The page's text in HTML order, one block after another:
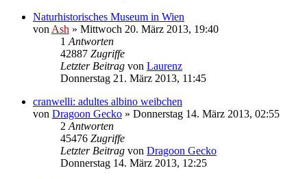
Naturhistorisches Museum in Wien
von Ash » Mittwoch 20. März 2013, 19:40
1 Antworten
42887 Zugriffe
Letzter Beitrag von Laurenz
Donnerstag 21. März 2013, 11:45
cranwelli: adultes albino weibchen
von Dragoon Gecko » Donnerstag 14. März 2013, 02:55
2 Antworten
45476 Zugriffe
Letzter Beitrag von Dragoon Gecko
Donnerstag 14. März 2013, 12:25